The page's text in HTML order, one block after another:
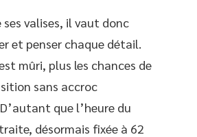
valises, il vaut donc
et penser chaque détail.
mûri, plus les chances de
sans accroc
que l’heure du
désormais fixée à 62